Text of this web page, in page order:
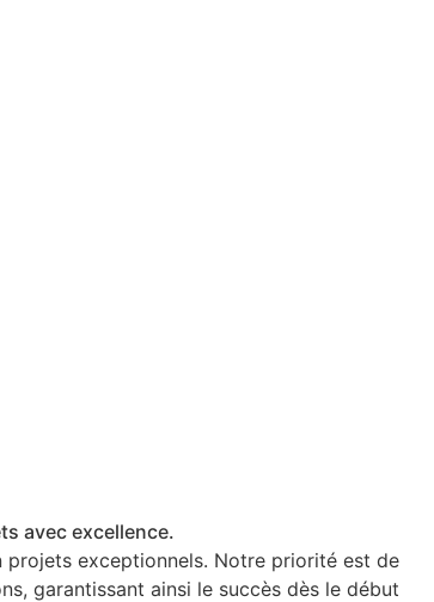
avec excellence.
projets exceptionnels. Notre priorité est de
garantissant ainsi le succès dès le début